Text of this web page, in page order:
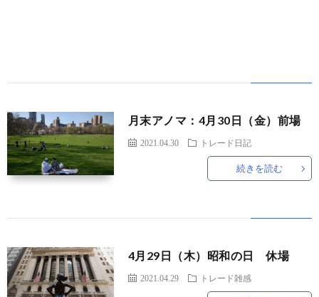
ト
レ
月末アノマ：4月30日（金）前場
2021.04.30 トレード日記
続きを読む
4月29日（木）昭和の日 休場
2021.04.29 トレード雑感